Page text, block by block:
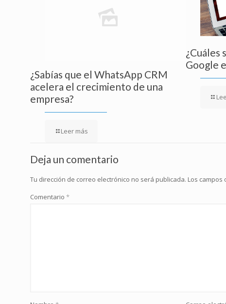
¿Sabías que el WhatsApp CRM
acelera el crecimiento de una
empresa?
Leer más
¿Cuáles
Google
Deja un comentario
Tu dirección de correo electrónico no será publicada. Los campos
Comentario *